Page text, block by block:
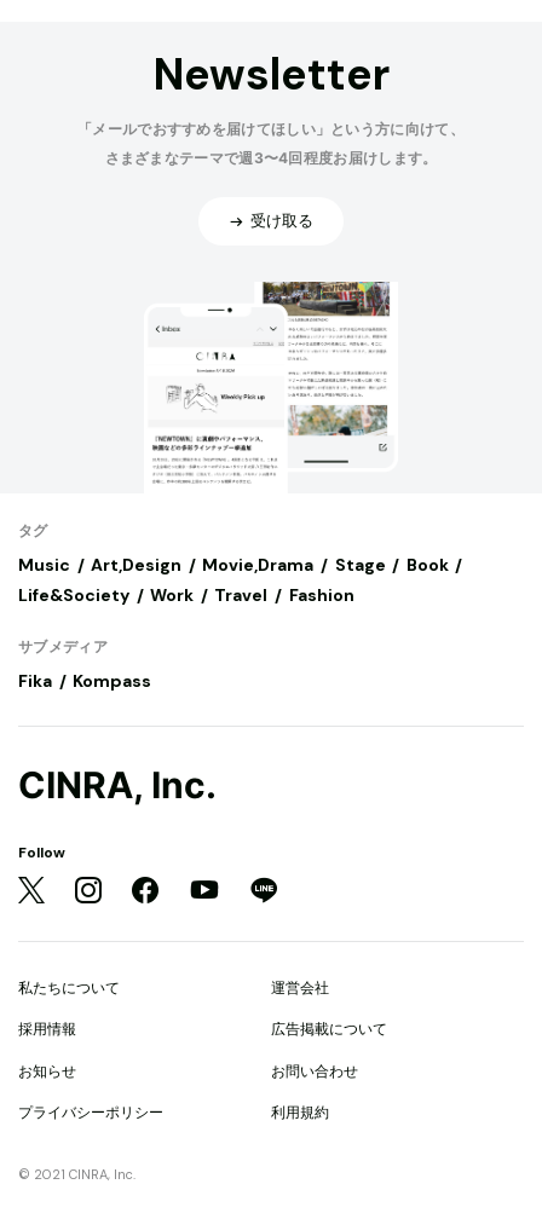
Newsletter
「メールでおすすめを届けてほしい」という方に向けて、
さまざまなテーマで週3〜4回程度お届けします。
受け取る
タグ
Music Art,Design Movie,Drama Stage
Book
Life&Society
Work Travel Fashion
サブメディア
Fika Kompass
CINRA, Inc.
Follow
私たちについて 運営会社
採用情報 広告掲載について
お知らせ お問い合わせ
プライバシーポリシー 利用規約
© 2021 CINRA, Inc.